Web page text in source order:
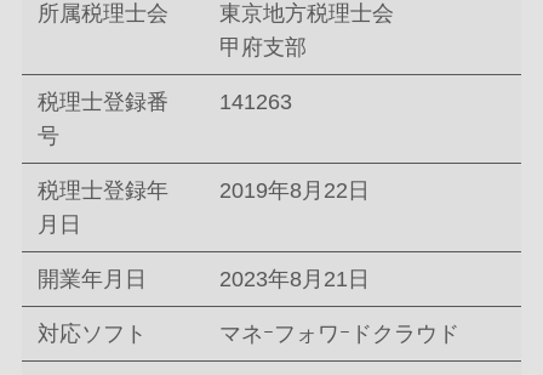
所属税理士会
東京地方税理士会
甲府支部
税理士登録番
号
141263
税理士登録年
月日
2019年8月22日
開業年月日 2023年8月21日
対応ソフト マネｰフォワｰドクラウド